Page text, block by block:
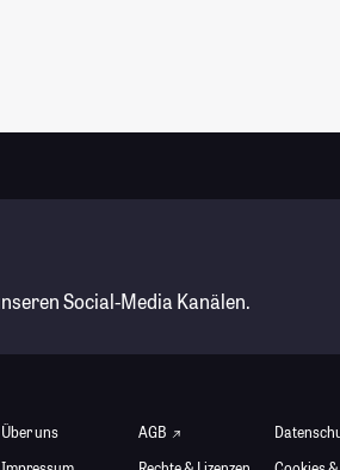
Social-Media Kanälen.
Über uns
AGB